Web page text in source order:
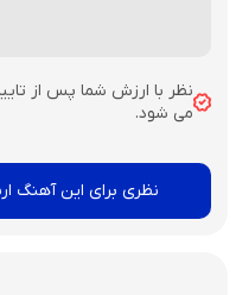
نظر با ارزش شما پس از
می شود.
نظری برای این آهنگ